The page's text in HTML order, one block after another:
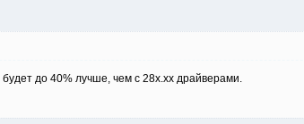
до 40% лучше, чем с 28х.хх драйверами.